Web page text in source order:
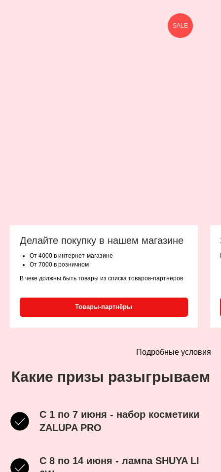
SALE
Делайте покупку в нашем магазине
От 4000 в интернет-магазине
От 7000 в розничном
В чеке должны быть товары из списка товаров-партнёров
Товары-партнёры
Подробные условия
Какие призы разыгрываем
С 1 по 7 июня - набор косметики
ZALUPA PRO
C 8 по 14 июня - лампа SHUYA LI